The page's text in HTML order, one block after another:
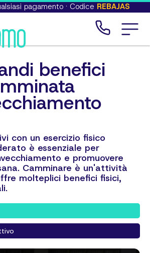
pagamento · Codice REBAJAS
benefici
con un esercizio fisico
è essenziale per
e promuovere
Camminare è un'attività
molteplici benefici fisici,